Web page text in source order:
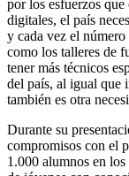
por los esfuerzos
digitales, el país
y cada vez el número
como los talleres de
tener más técnicos
del país, al igual que
también es otra
Durante su
compromisos con el
1.000 alumnos en